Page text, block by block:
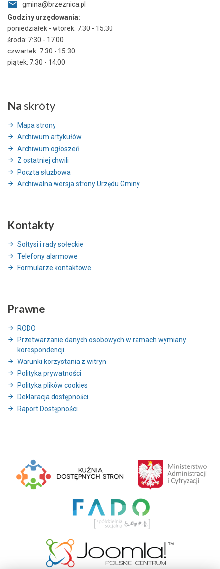
gmina@brzeznica.pl
Godziny urzędowania:
poniedziałek - wtorek: 7:30 - 15:30
środa: 7:30 - 17:00
czwartek: 7:30 - 15:30
piątek: 7:30 - 14:00
Na skróty
Mapa strony
Archiwum artykułów
Archiwum ogłoszeń
Z ostatniej chwili
Poczta służbowa
Archiwalna wersja strony Urzędu Gminy
Kontakty
Sołtysi i rady sołeckie
Telefony alarmowe
Formularze kontaktowe
Prawne
RODO
Przetwarzanie danych osobowych w ramach wymiany
korespondencji
Warunki korzystania z witryn
Polityka prywatności
Polityka plików cookies
Deklaracja dostępności
Raport Dostępności